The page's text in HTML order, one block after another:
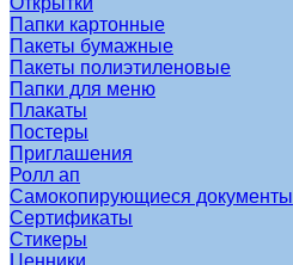
Папки картонные
Пакеты бумажные
Пакеты полиэтиленовые
Папки для меню
Плакаты
Постеры
Приглашения
Ролл ап
Самокопирующиеся документы
Сертификаты
Стикеры
Ценники